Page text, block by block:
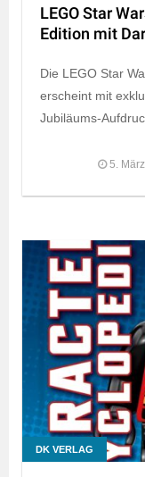
LEGO Star
Edition mit
Die LEGO Star
erscheint mit
Jubiläums-
5.
DK VERLAG